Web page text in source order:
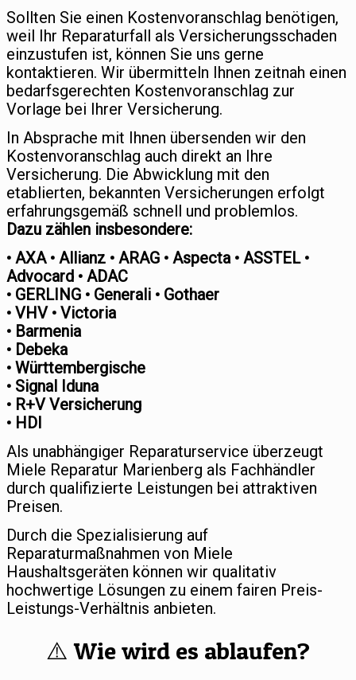
Sollten Sie einen Kostenvoranschlag benötigen,
weil Ihr Reparaturfall als Versicherungsschaden
einzustufen ist, können Sie uns gerne
kontaktieren. Wir übermitteln Ihnen zeitnah einen
bedarfsgerechten Kostenvoranschlag zur
Vorlage bei Ihrer Versicherung.
In Absprache mit Ihnen übersenden wir den
Kostenvoranschlag auch direkt an Ihre
Versicherung. Die Abwicklung mit den
etablierten, bekannten Versicherungen erfolgt
erfahrungsgemäß schnell und problemlos.
Dazu zählen insbesondere:
• AXA • Allianz • ARAG • Aspecta • ASSTEL •
Advocard • ADAC
• GERLING • Generali • Gothaer
• VHV • Victoria
• Barmenia
• Debeka
• Württembergische
• Signal Iduna
• R+V Versicherung
• HDI
Als unabhängiger Reparaturservice überzeugt
Miele Reparatur Marienberg als Fachhändler
durch qualifizierte Leistungen bei attraktiven
Preisen.
Durch die Spezialisierung auf
Reparaturmaßnahmen von Miele
Haushaltsgeräten können wir qualitativ
hochwertige Lösungen zu einem fairen Preis-
Leistungs-Verhältnis anbieten.
⚠️ Wie wird es ablaufen?